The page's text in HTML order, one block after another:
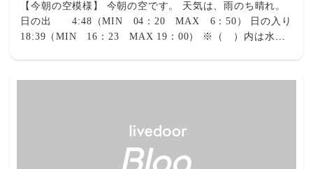
【今朝の空模様】 今朝の空です。 天気は、雨のち晴れ。
日の出 4:48（MIN 04：20 MAX 6：50） 日の入り
18:39（MIN 16：23 MAX 19：00） ※（ ）内は水戸
降の日の出は、4時20分をピークに折り返しが始まりまし
をしっかりとって体調を整えておきましょう。 《本日の
８°C 最低気温は、 ２２．